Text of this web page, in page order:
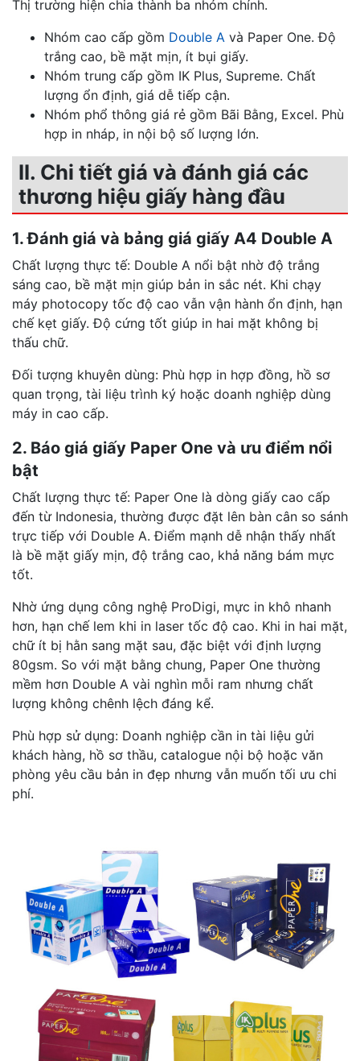
Thị trường hiện chia thành ba nhóm chính.
Nhóm cao cấp gồm Double A và Paper One. Độ
trắng cao, bề mặt mịn, ít bụi giấy.
Nhóm trung cấp gồm IK Plus, Supreme. Chất
lượng ổn định, giá dễ tiếp cận.
Nhóm phổ thông giá rẻ gồm Bãi Bằng, Excel. Phù
hợp in nháp, in nội bộ số lượng lớn.
II. Chi tiết giá và đánh giá các
thương hiệu giấy hàng đầu
1. Đánh giá và bảng giá giấy A4 Double A
Chất lượng thực tế: Double A nổi bật nhờ độ trắng
sáng cao, bề mặt mịn giúp bản in sắc nét. Khi chạy
máy photocopy tốc độ cao vẫn vận hành ổn định, hạn
chế kẹt giấy. Độ cứng tốt giúp in hai mặt không bị
thấu chữ.
Đối tượng khuyên dùng: Phù hợp in hợp đồng, hồ sơ
quan trọng, tài liệu trình ký hoặc doanh nghiệp dùng
máy in cao cấp.
2. Báo giá giấy Paper One và ưu điểm nổi
bật
Chất lượng thực tế: Paper One là dòng giấy cao cấp
đến từ Indonesia, thường được đặt lên bàn cân so sánh
trực tiếp với Double A. Điểm mạnh dễ nhận thấy nhất
là bề mặt giấy mịn, độ trắng cao, khả năng bám mực
tốt.
Nhờ ứng dụng công nghệ ProDigi, mực in khô nhanh
hơn, hạn chế lem khi in laser tốc độ cao. Khi in hai mặt,
chữ ít bị hằn sang mặt sau, đặc biệt với định lượng
80gsm. So với mặt bằng chung, Paper One thường
mềm hơn Double A vài nghìn mỗi ram nhưng chất
lượng không chênh lệch đáng kể.
Phù hợp sử dụng: Doanh nghiệp cần in tài liệu gửi
khách hàng, hồ sơ thầu, catalogue nội bộ hoặc văn
phòng yêu cầu bản in đẹp nhưng vẫn muốn tối ưu chi
phí.